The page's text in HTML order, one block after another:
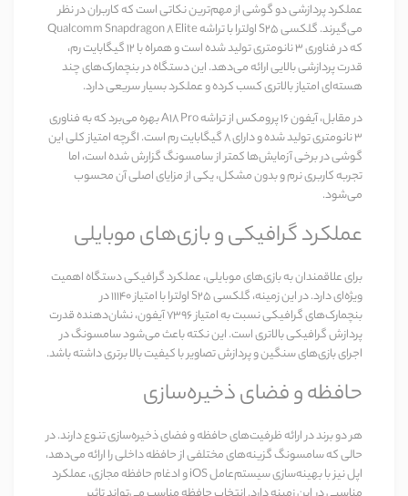
عملکرد پردازشی دو گوشی از مهم‌ترین نکاتی است که کاربران در نظر
می‌گیرند.گلکسی S25 اولترا با تراشهQualcomm Snapdragon 8 Elite
که در فناوری ۳ نانومتری تولید شده است و همراه با ۱۲ گیگابایت رم،
قدرت پردازشی بالایی ارائه می‌دهد. این دستگاه در بنچمارک‌های چند
هسته‌ای امتیاز بالاتری کسب کرده و عملکرد بسیار سریعی دارد.
در مقابل،آیفون 16 پرومکس از تراشهA18 Proبهره می‌برد که به فناوری
۳ نانومتری تولید شده و دارای ۸ گیگابایت رم است. اگرچه امتیاز کلی این
گوشی در برخی آزمایش‌ها کمتر از سامسونگ گزارش شده است، اما
تجربه کاربری نرم و بدون مشکل، یکی از مزایای اصلی آن محسوب
می‌شود.
عملکرد گرافیکی و بازی‌های موبایلی
برای علاقمندان به بازی‌های موبایلی، عملکرد گرافیکی دستگاه اهمیت
ویژه‌ای دارد. در این زمینه،گلکسی S25 اولترا
با امتیاز ۱۱۱۴۰ در
بنچمارک‌های گرافیکی نسبت به امتیاز ۷۳۹۶ آیفون، نشان‌دهنده قدرت
پردازش گرافیکی بالاتری است. این نکته باعث می‌شود سامسونگ در
اجرای بازی‌های سنگین و پردازش تصاویر با کیفیت بالا برتری داشته باشد.
حافظه و فضای ذخیره‌سازی
هر دو برند در ارائه ظرفیت‌های حافظه و فضای ذخیره‌سازی تنوع دارند. در
حالی که سامسونگ گزینه‌های مختلفی از حافظه داخلی را ارائه می‌دهد،
اپل نیز با بهینه‌سازی سیستم‌عامل iOS و ادغام حافظه مجازی، عملکرد